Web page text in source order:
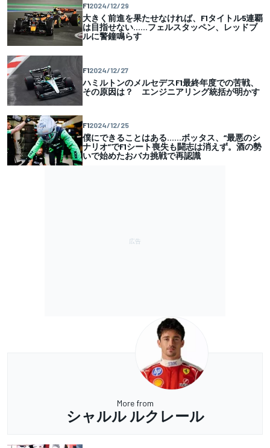
F12024/12/29
大きく前進を果たせなければ、F1タイトル5連覇
は目指せない……フェルスタッペン、レッドブ
ルに警鐘鳴らす
F12024/12/27
ハミルトンのメルセデスF1最終年度での苦戦、
その原因は？ エンジニアリング統括が明かす
F12024/12/25
僕にできることはある……ボッタス、“最悪のシ
ナリオ”でF1シート喪失も闘志は消えず。酒の勢
いで始めたおバカ挑戦で再認識
More from
シャルル ルクレール